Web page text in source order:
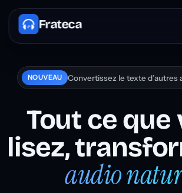
Frateca
NOUVEAU Convertissez le texte d’autres
Tout ce que
lisez,
audio